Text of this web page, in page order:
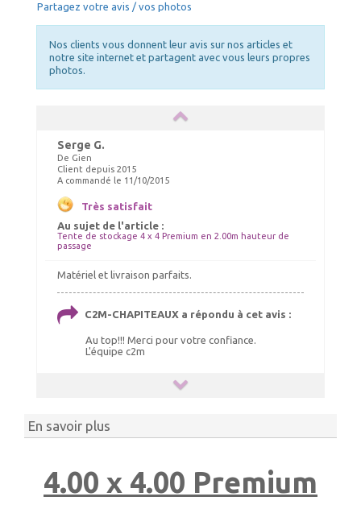
55.00 € TTC livré
59.00 €
Ajout panier
43.00 €
Ajout panier
Chauffage tonnelle, chauffage
barnum 10kW
140.00 € TTC livré
Ajout panier
Partagez votre avis / vos photos
Nos clients vous donnent leur avis sur nos articles et
notre site internet et partagent avec vous leurs propres
photos.
Serge G.
De Gien
Client depuis 2015
A commandé le 11/10/2015
Très satisfait
Au sujet de l'article :
Tente de stockage 4 x 4 Premium en 2.00m hauteur de
passage
Matériel et livraison parfaits.
C2M-CHAPITEAUX a répondu à cet avis :
Au top!!! Merci pour votre confiance.
L'équipe c2m
En savoir plus
4.00 x 4.00 Premium